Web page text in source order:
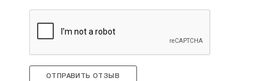
ОТПРАВИТЬ ОТЗЫВ